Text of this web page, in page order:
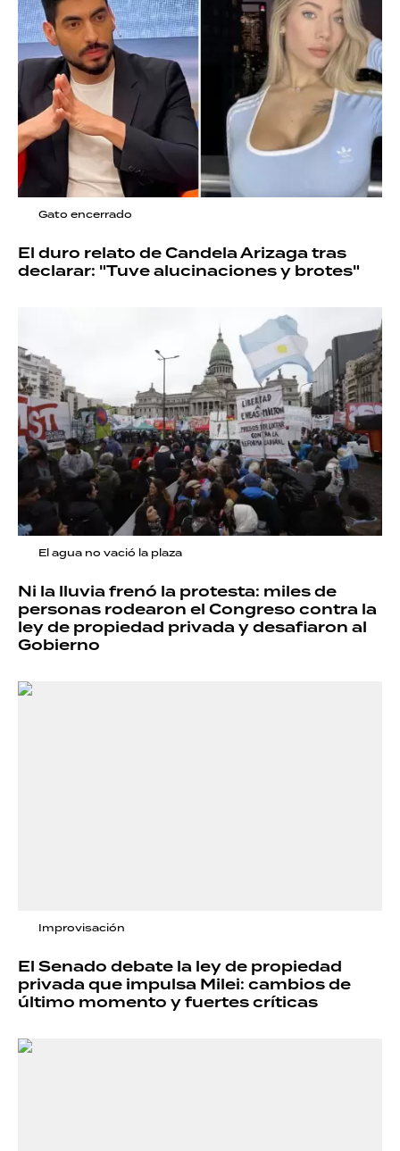
Gato encerrado
El duro relato de Candela Arizaga tras
declarar: "Tuve alucinaciones y brotes"
El agua no vació la plaza
Ni la lluvia frenó la protesta: miles de
personas rodearon el Congreso contra la
ley de propiedad privada y desafiaron al
Gobierno
Improvisación
El Senado debate la ley de propiedad
privada que impulsa Milei: cambios de
último momento y fuertes críticas